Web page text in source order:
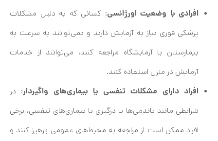
افرادی با وضعیت اورژانسی: کسانی که به دلیل مشکلات
پزشکی فوری نیاز به آزمایش دارند و نمی‌توانند به سرعت به
بیمارستان یا آزمایشگاه مراجعه کنند، می‌توانند از خدمات
آزمایش در منزل استفاده کنند.
افراد دارای مشکلات تنفسی یا بیماری‌های واگیردار: در
شرایطی مانند پاندمی‌ها یا درگیری با بیماری‌های تنفسی، برخی
افراد ممکن است از مراجعه به محیط‌های عمومی پرهیز کنند و